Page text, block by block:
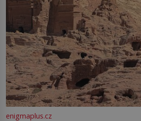
enigmaplus.cz